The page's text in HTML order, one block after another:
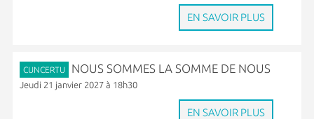
EN SAVOIR PLUS
CUNCERTU NOUS SOMMES LA SOMME DE NOUS
Jeudi 21 janvier 2027 à 18h30
EN SAVOIR PLUS